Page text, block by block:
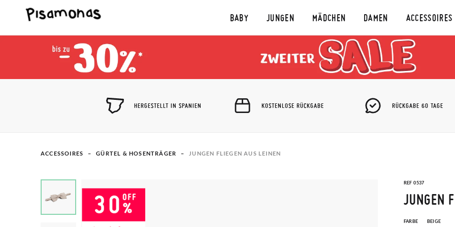
BABY JUNGEN MÄDCHEN DAMEN ACCESSOIRES
HERGESTELLT IN SPANIEN KOSTENLOSE RÜCKGABE RÜCKGABE 60 TAGE
ACCESSOIRES GÜRTEL & HOSENTRÄGER JUNGEN FLIEGEN AUS LEINEN
REF 0537
JUNGEN
FARBE BEIGE